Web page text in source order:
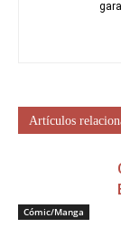
Artículos
Cómic/Manga